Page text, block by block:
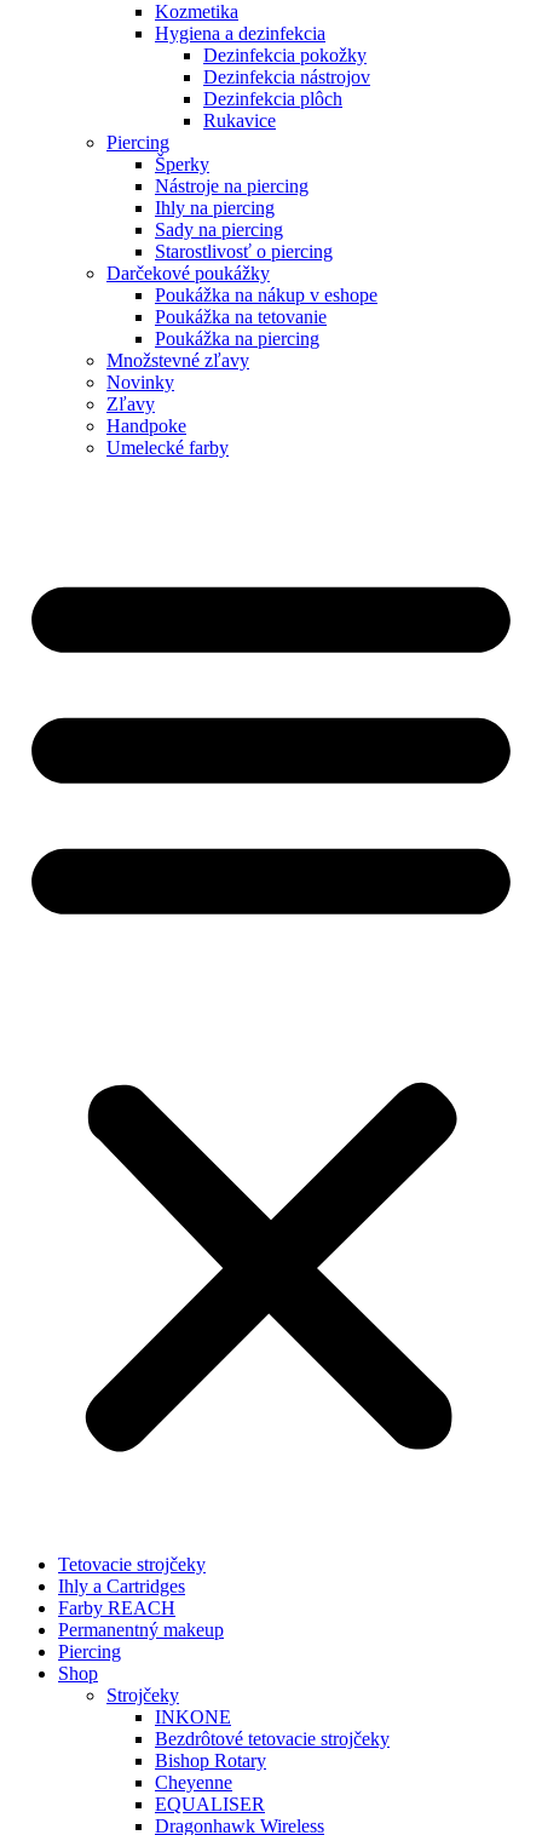
Kozmetika
Hygiena a dezinfekcia
Dezinfekcia pokožky
Dezinfekcia nástrojov
Dezinfekcia plôch
Rukavice
Piercing
Šperky
Nástroje na piercing
Ihly na piercing
Sady na piercing
Starostlivosť o piercing
Darčekové poukážky
Poukážka na nákup v eshope
Poukážka na tetovanie
Poukážka na piercing
Množstevné zľavy
Novinky
Zľavy
Handpoke
Umelecké farby
Tetovacie strojčeky
Ihly a Cartridges
Farby REACH
Permanentný makeup
Piercing
Shop
Strojčeky
INKONE
Bezdrôtové tetovacie strojčeky
Bishop Rotary
Cheyenne
EQUALISER
Dragonhawk Wireless